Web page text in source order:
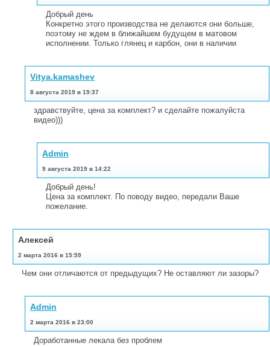
Добрый день
Конкретно этого производства не делаются они больше,
поэтому не ждем в ближайшем будущем в матовом
исполнении. Только глянец и карбон, они в наличии
Vitya.kamashev
8 августа 2019 в 19:37
здравствуйте, цена за комплект? и сделайте пожалуйста
видео)))
Admin
9 августа 2019 в 14:22
Добрый день!
Цена за комплект. По поводу видео, передали Ваше
пожелание.
Алексей
2 марта 2016 в 15:59
Чем они отличаются от предыдущих? Не оставляют ли зазоры?
Admin
2 марта 2016 в 23:00
Доработанные лекала без проблем